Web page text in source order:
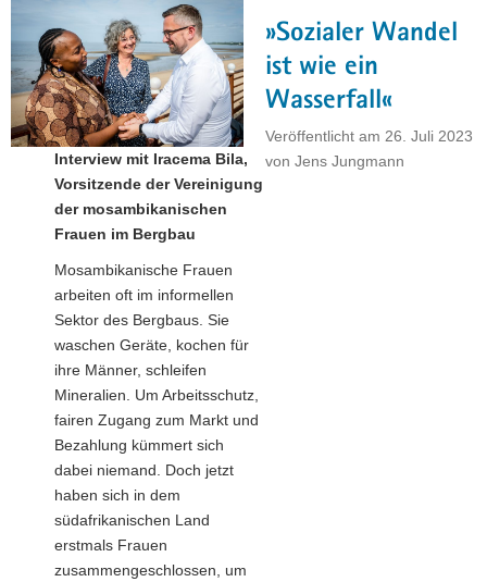
kommen
mit
konkreten
Herausforderungen
auf
unser
Netzwerk
zu«"
»Sozialer Wandel
ist wie ein
Wasserfall«
Veröffentlicht am 26. Juli 2023
von Jens Jungmann
Interview mit Iracema Bila,
Vorsitzende der Vereinigung
der mosambikanischen
Frauen im Bergbau
Mosambikanische Frauen
arbeiten oft im informellen
Sektor des Bergbaus. Sie
waschen Geräte, kochen für
ihre Männer, schleifen
Mineralien. Um Arbeitsschutz,
fairen Zugang zum Markt und
Bezahlung kümmert sich
dabei niemand. Doch jetzt
haben sich in dem
südafrikanischen Land
erstmals Frauen
zusammengeschlossen, um